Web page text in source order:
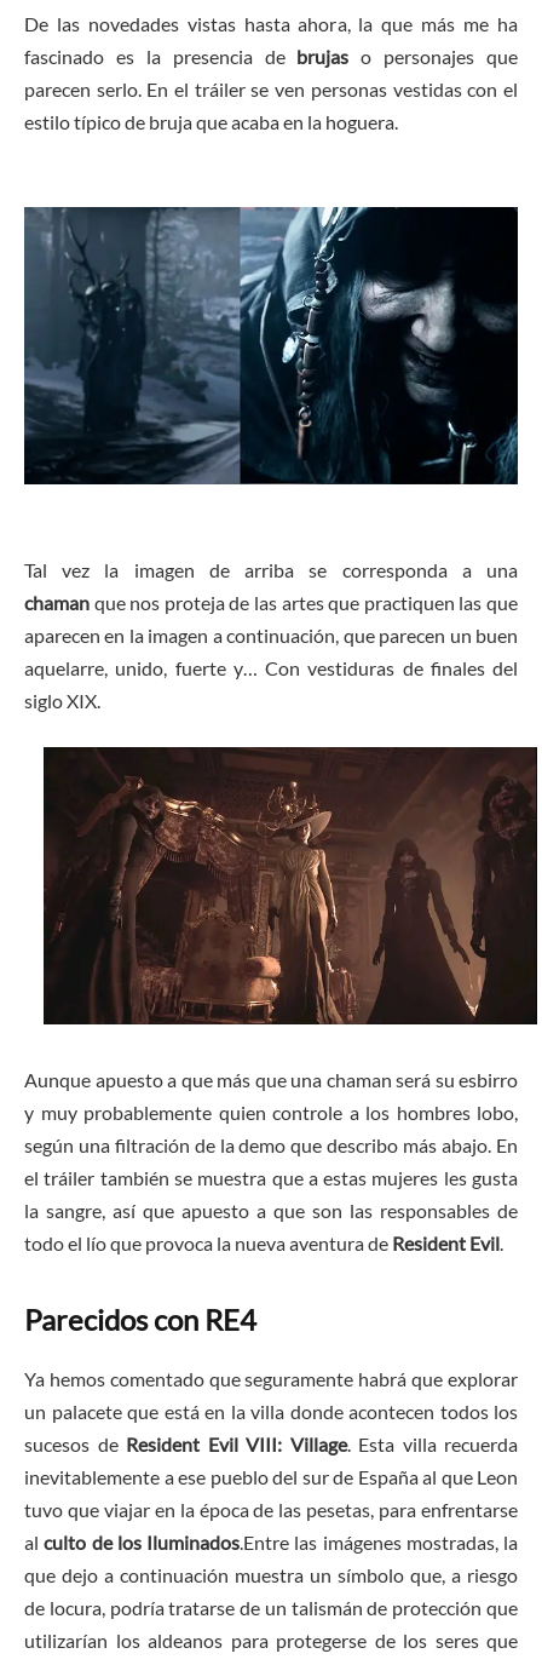
De las novedades vistas hasta ahora, la que más me ha
fascinado es la presencia de brujaso personajes que
parecen serlo. En el tráiler se ven personas vestidas con el
estilo típico de bruja que acaba en la hoguera.
Tal vez la imagen de arriba se corresponda a una
chaman que nos proteja de las artes que practiquen las que
aparecen en la imagen a continuación, que parecen un buen
aquelarre, unido, fuerte y… Con vestiduras de finales del
siglo XIX.
Aunque apuesto a que más que una chaman será su esbirro
y muy probablemente quien controle a los hombres lobo,
según una filtración de la demo que describo más abajo. En
el tráiler también se muestra que a estas mujeres les gusta
la sangre, así que apuesto a que son las responsables de
todo el lío que provoca la nueva aventura de Resident Evil
Parecidos con RE4
Ya hemos comentado que seguramente habrá que explorar
un palacete que está en la villa donde acontecen todos los
sucesos de Resident Evil VIII: Village. Esta villa recuerda
inevitablemente a ese pueblo del sur de España al que Leon
tuvo que viajar en la época de las pesetas, para enfrentarse
alculto de los Iluminados .Entre las imágenes mostradas, la
que dejo a continuación muestra un símbolo que, a riesgo
de locura, podría tratarse de un talismán de protección que
utilizarían los aldeanos para protegerse de los seres que